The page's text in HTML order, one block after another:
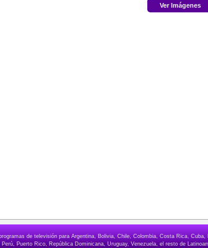
Ver Imágenes
de televisión para Argentina, Bolivia, Chile, Colombia, Costa Rica,
Perú, Puerto Rico, República Dominicana, Uruguay, Venezuela, el resto de